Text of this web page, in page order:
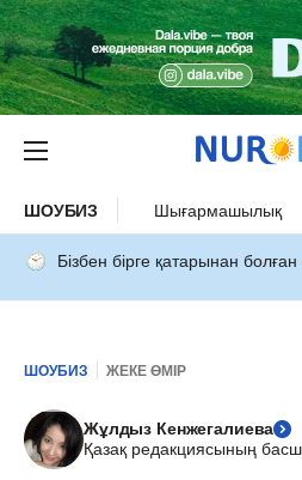
ШОУБИЗ Шығармашылық
Бізбен бірге қатарынан болған
ШОУБИЗ ЖЕКЕ ӨМІР
Жұлдыз Кенжегалиева
Қазақ редакциясының